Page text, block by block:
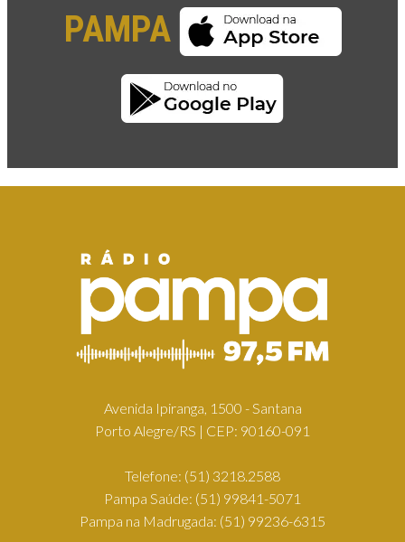
PAMPA
Avenida Ipiranga, 1500 - Santana
Porto Alegre/RS | CEP: 90160-091
Telefone: (51) 3218.2588
Pampa Saúde: (51) 99841-5071
Pampa na Madrugada: (51) 99236-6315